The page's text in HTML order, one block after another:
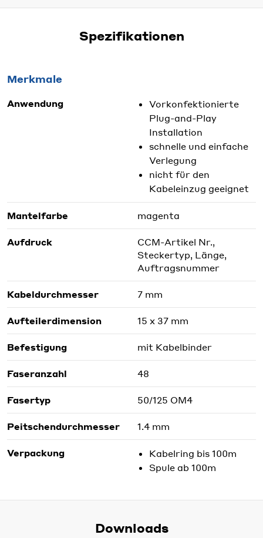
Spezifikationen
Merkmale
Anwendung
Vorkonfektionierte
Plug-and-Play
Installation
schnelle und einfache
Verlegung
nicht für den
Kabeleinzug geeignet
Mantelfarbe magenta
Aufdruck
CCM-Artikel Nr.,
Steckertyp, Länge,
Auftragsnummer
Kabeldurchmesser 7 mm
Aufteilerdimension 15 x 37 mm
Befestigung mit Kabelbinder
Faseranzahl 48
Fasertyp 50/125 OM4
Peitschendurchmesser 1.4 mm
Verpackung
Kabelring bis 100m
Spule ab 100m
Downloads